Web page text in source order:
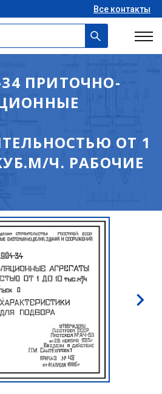
Все контакты
34 ПРИТОЧНО-
ОТ 1
Ч. РАБОЧИЕ